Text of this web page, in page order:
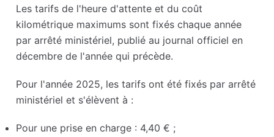
Les tarifs de l'heure d'attente et du coût
kilométrique maximums sont fixés chaque année
par arrêté ministériel, publié au journal officiel en
décembre de l'année qui précède.
Pour l'année 2025, les tarifs ont été fixés par arrêté
ministériel et s'élèvent à :
Pour une prise en charge : 4,40 € ;